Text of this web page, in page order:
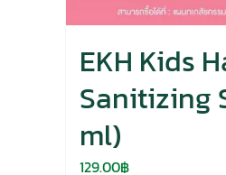
EKH Kids
Sanitizing
ml)
129.00฿